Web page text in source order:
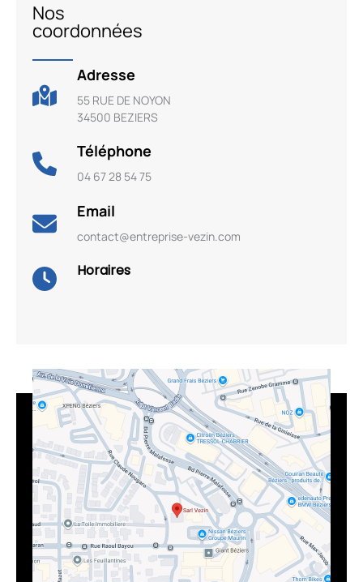
Nos
coordonnées
Adresse
55 RUE DE NOYON
34500 BEZIERS
Téléphone
04 67 28 54 75
Email
contact@entreprise-vezin.com
Horaires